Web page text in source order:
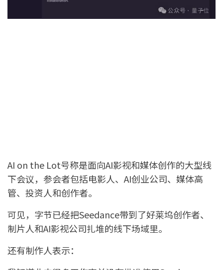
AI on the Lot号称是面向AI影视和媒体创作的大型线
下会议，参会者包括电影人、AI创业公司、媒体高
管、投资人和创作者。
可见，字节已经把Seedance带到了好莱坞创作者、
制片人和AI影视公司扎堆的线下场域里。
还有制作人表示：